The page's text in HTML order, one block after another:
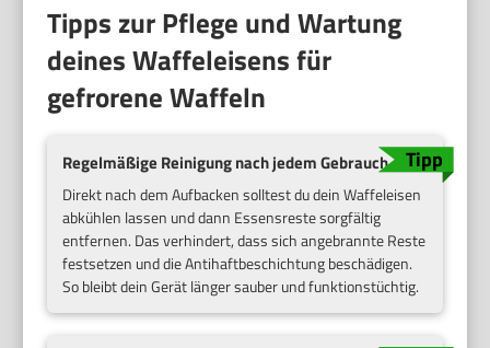
Tipps zur Pflege und Wartung
deines Waffeleisens für
gefrorene Waffeln
Regelmäßige Reinigung nach jedem Gebrauch
Direkt nach dem Aufbacken solltest du dein Waffeleisen
abkühlen lassen und dann Essensreste sorgfältig
entfernen. Das verhindert, dass sich angebrannte Reste
festsetzen und die Antihaftbeschichtung beschädigen.
So bleibt dein Gerät länger sauber und funktionstüchtig.